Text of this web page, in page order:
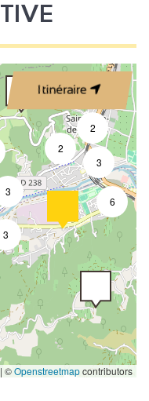
Itinéraire
2
3
3
2
3
6
| ©Openstreetmapcontributors